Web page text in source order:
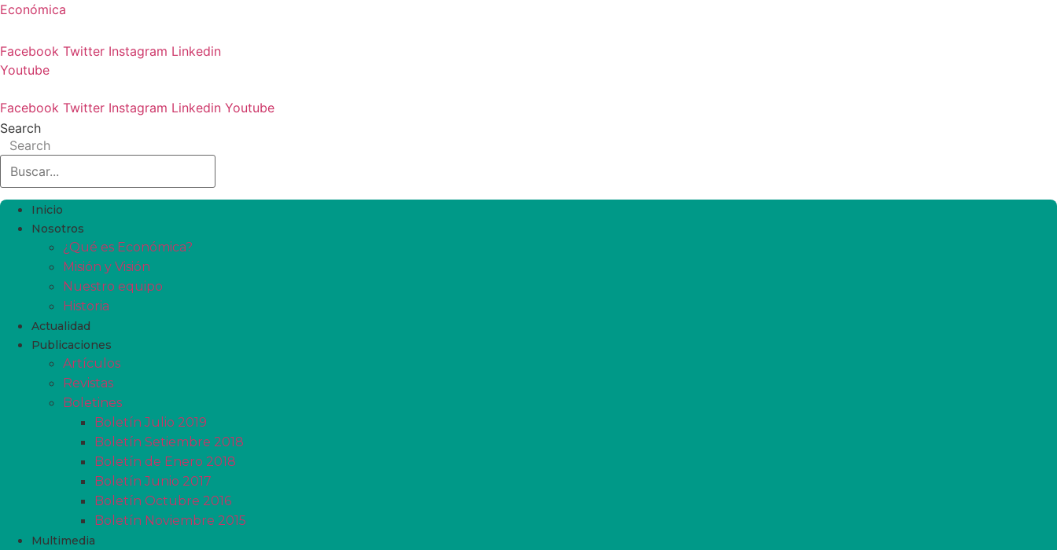
Económica
Facebook Twitter Instagram Linkedin
Youtube
Facebook Twitter Instagram Linkedin Youtube
Search
Search
Inicio
Nosotros
¿Qué es Económica?
Misión y Visión
Nuestro equipo
Historia
Actualidad
Publicaciones
Artículos
Revistas
Boletines
Boletín Julio 2019
Boletín Setiembre 2018
Boletín de Enero 2018
Boletín Junio 2017
Boletín Octubre 2016
Boletín Noviembre 2015
Multimedia